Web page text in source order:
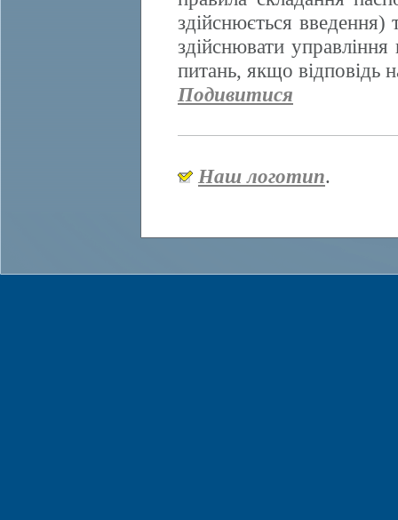
здійснюється
здійснювати
питань, якщо відповідь
Подивитися
Наш логотип.